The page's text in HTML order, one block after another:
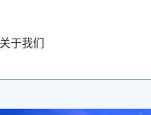
关于我们